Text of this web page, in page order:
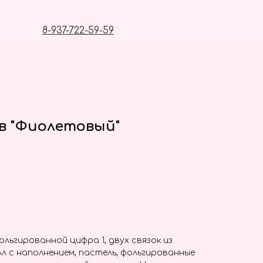
8-937-722-59-59
"Фиолетовый"
цифра 1, двух связок из
с наполнением, пастель, фольгированные